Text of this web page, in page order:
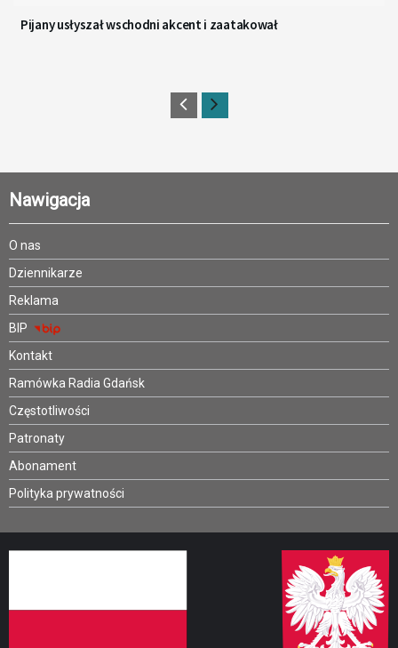
Pijany usłyszał wschodni akcent i zaatakował
Nawigacja
O nas
Dziennikarze
Reklama
BIP
Kontakt
Ramówka Radia Gdańsk
Częstotliwości
Patronaty
Abonament
Polityka prywatności